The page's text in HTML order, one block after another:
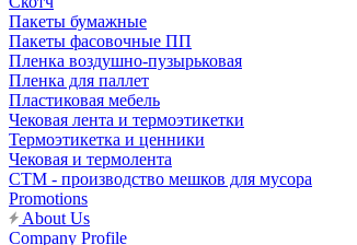
Пакеты бумажные
Пакеты фасовочные ПП
Пленка воздушно-пузырьковая
Пленка для паллет
Пластиковая мебель
Чековая лента и термоэтикетки
Термоэтикетка и ценники
Чековая и термолента
СТМ - производство мешков для мусора
Promotions
About Us
Company Profile